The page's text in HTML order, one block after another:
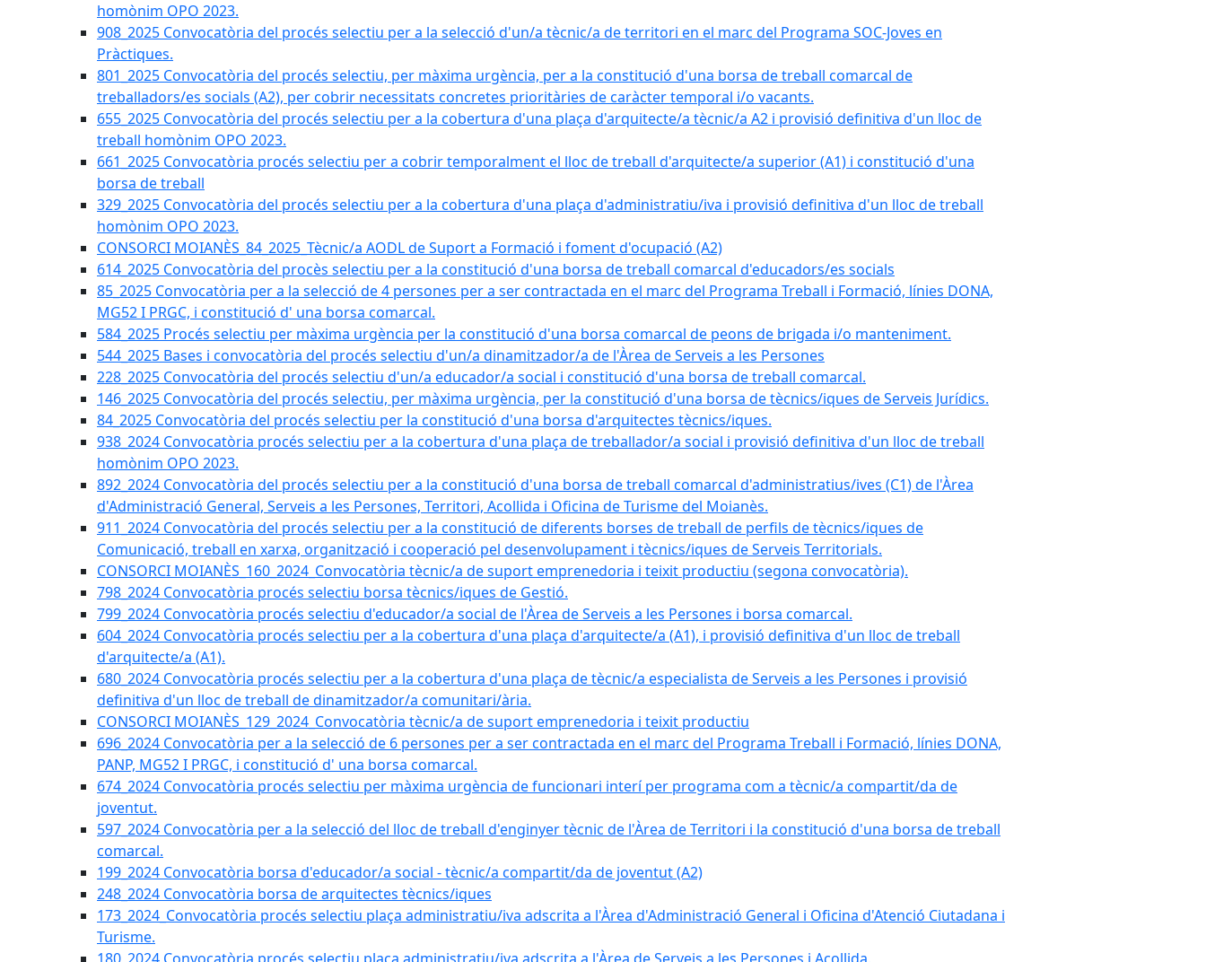
homònim OPO 2023.
908_2025 Convocatòria del procés selectiu per a la selecció d'un/a tècnic/a de territori en el marc del Programa SOC-Joves en
Pràctiques.
801_2025 Convocatòria del procés selectiu, per màxima urgència, per a la constitució d'una borsa de treball comarcal de
treballadors/es socials (A2), per cobrir necessitats concretes prioritàries de caràcter temporal i/o vacants.
655_2025 Convocatòria del procés selectiu per a la cobertura d'una plaça d'arquitecte/a tècnic/a A2 i provisió definitiva d'un lloc de
treball homònim OPO 2023.
661_2025 Convocatòria procés selectiu per a cobrir temporalment el lloc de treball d'arquitecte/a superior (A1) i constitució d'una
borsa de treball
329_2025 Convocatòria del procés selectiu per a la cobertura d'una plaça d'administratiu/iva i provisió definitiva d'un lloc de treball
homònim OPO 2023.
CONSORCI MOIANÈS_84_2025_Tècnic/a AODL de Suport a Formació i foment d'ocupació (A2)
614_2025 Convocatòria del procès selectiu per a la constitució d'una borsa de treball comarcal d'educadors/es socials
85_2025 Convocatòria per a la selecció de 4 persones per a ser contractada en el marc del Programa Treball i Formació, línies DONA,
MG52 I PRGC, i constitució d' una borsa comarcal.
584_2025 Procés selectiu per màxima urgència per la constitució d'una borsa comarcal de peons de brigada i/o manteniment.
544_2025 Bases i convocatòria del procés selectiu d'un/a dinamitzador/a de l'Àrea de Serveis a les Persones
228_2025 Convocatòria del procés selectiu d'un/a educador/a social i constitució d'una borsa de treball comarcal.
146_2025 Convocatòria del procés selectiu, per màxima urgència, per la constitució d'una borsa de tècnics/iques de Serveis Jurídics.
84_2025 Convocatòria del procés selectiu per la constitució d'una borsa d'arquitectes tècnics/iques.
938_2024 Convocatòria procés selectiu per a la cobertura d'una plaça de treballador/a social i provisió definitiva d'un lloc de treball
homònim OPO 2023.
892_2024 Convocatòria del procés selectiu per a la constitució d'una borsa de treball comarcal d'administratius/ives (C1) de l'Àrea
d'Administració General, Serveis a les Persones, Territori, Acollida i Oficina de Turisme del Moianès.
911_2024 Convocatòria del procés selectiu per a la constitució de diferents borses de treball de perfils de tècnics/iques de
Comunicació, treball en xarxa, organització i cooperació pel desenvolupament i tècnics/iques de Serveis Territorials.
CONSORCI MOIANÈS_160_2024_Convocatòria tècnic/a de suport emprenedoria i teixit productiu (segona convocatòria).
798_2024 Convocatòria procés selectiu borsa tècnics/iques de Gestió.
799_2024 Convocatòria procés selectiu d'educador/a social de l'Àrea de Serveis a les Persones i borsa comarcal.
604_2024 Convocatòria procés selectiu per a la cobertura d'una plaça d'arquitecte/a (A1), i provisió definitiva d'un lloc de treball
d'arquitecte/a (A1).
680_2024 Convocatòria procés selectiu per a la cobertura d'una plaça de tècnic/a especialista de Serveis a les Persones i provisió
definitiva d'un lloc de treball de dinamitzador/a comunitari/ària.
CONSORCI MOIANÈS_129_2024_Convocatòria tècnic/a de suport emprenedoria i teixit productiu
696_2024 Convocatòria per a la selecció de 6 persones per a ser contractada en el marc del Programa Treball i Formació, línies DONA,
PANP, MG52 I PRGC, i constitució d' una borsa comarcal.
674_2024 Convocatòria procés selectiu per màxima urgència de funcionari interí per programa com a tècnic/a compartit/da de
joventut.
597_2024 Convocatòria per a la selecció del lloc de treball d'enginyer tècnic de l'Àrea de Territori i la constitució d'una borsa de treball
comarcal.
199_2024 Convocatòria borsa d'educador/a social - tècnic/a compartit/da de joventut (A2)
248_2024 Convocatòria borsa de arquitectes tècnics/iques
173_2024_Convocatòria procés selectiu plaça administratiu/iva adscrita a l'Àrea d'Administració General i Oficina d'Atenció Ciutadana i
Turisme.